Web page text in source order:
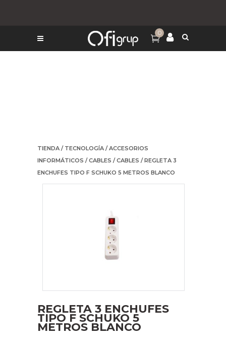
0
TIENDA / TECNOLOGÍA /ACCESORIOS
INFORMÁTICOS /CABLES /CABLES / REGLETA 3
ENCHUFES TIPO F SCHUKO 5 METROS BLANCO
REGLETA 3 ENCHUFES
TIPO F SCHUKO 5
METROS BLANCO